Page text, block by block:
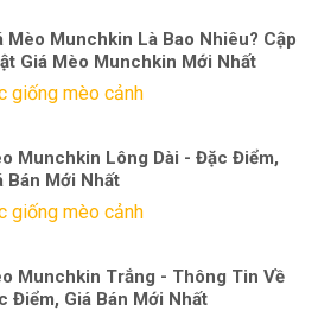
Mèo Munchkin Là Bao Nhiêu? Cập
Giá Mèo Munchkin Mới Nhất
giống mèo cảnh
Munchkin Lông Dài - Đặc Điểm,
Bán Mới Nhất
giống mèo cảnh
Munchkin Trắng - Thông Tin Về
Điểm, Giá Bán Mới Nhất